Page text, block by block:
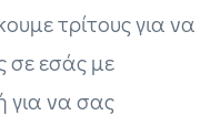
τρίτους για να
σε εσάς με
για να σας